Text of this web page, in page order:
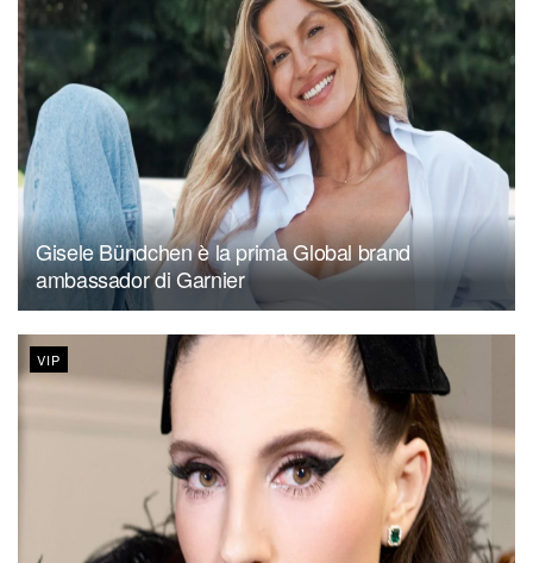
Gisele Bündchen è la prima Global brand
ambassador di Garnier
VIP